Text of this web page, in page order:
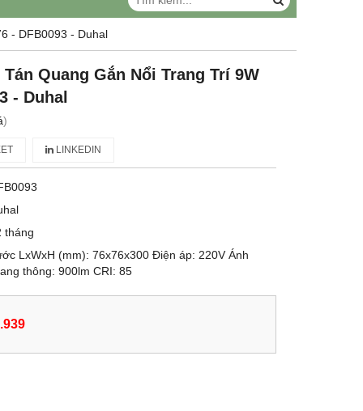
- DFB0093 - Duhal
Quang Gắn Nổi Trang Trí 9W
- Duhal
)
LINKEDIN
tháng
LxWxH (mm): 76x76x300 Điện áp: 220V Ánh
thông: 900lm CRI: 85